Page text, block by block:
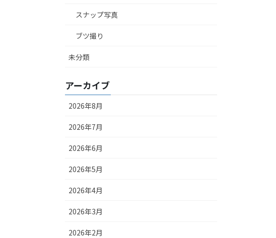
スナップ写真
ブツ撮り
未分類
アーカイブ
2026年8月
2026年7月
2026年6月
2026年5月
2026年4月
2026年3月
2026年2月